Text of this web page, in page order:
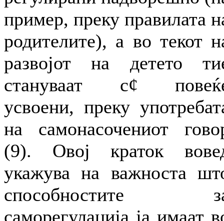
пример, преку правилата
родителите), а во текот
развојот на детето
стануваат с¢
усвоени, преку
на самонасочениот
(9). Овој краток
укажува на важноста
способностите
саморегулација ја имаат